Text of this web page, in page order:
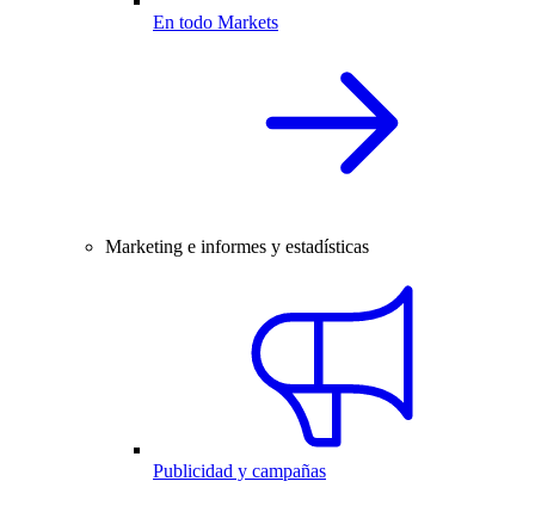
En todo Markets
Marketing e informes y estadísticas
Publicidad y campañas